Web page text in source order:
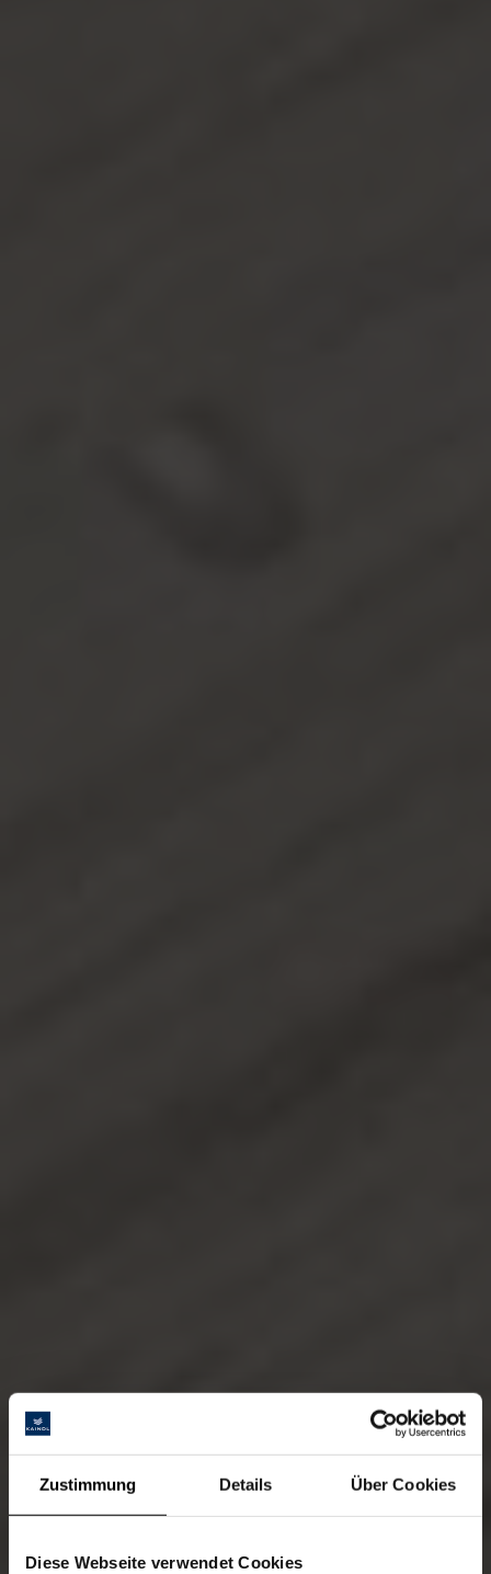
Zustimmung Details Über Cookies
Diese Webseite verwendet Cookies